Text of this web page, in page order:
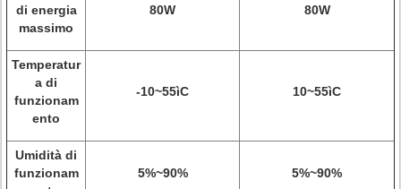
di energia
massimo
80W 80W
Temperatur
a di
funzionam
ento
-10~55ìC 10~55ìC
Umidità di
funzionam
5%~90% 5%~90%